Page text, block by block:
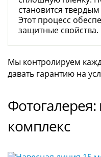
становится
Этот процесс
защитные свойства.
Мы контролируем
давать гарантию на
комплекс